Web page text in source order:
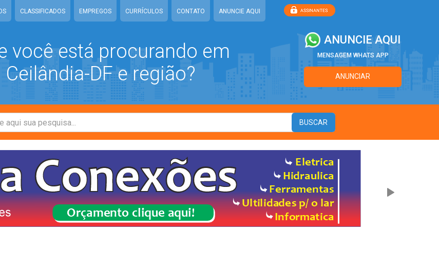
CLASSIFICADOS EMPREGOS CURRÍCULOS CONTATO ANUNCIE AQUI
você está procurando em
Ceilândia-DF e região?
ANUNCIE AQUI
MENSAGEM WHATS APP
ANUNCIAR